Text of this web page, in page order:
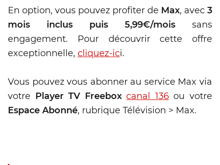
En option, vous pouvez profiter de Max, avec 3
mois inclus puis 5,99€/mois sans
engagement. Pour découvrir cette offre
exceptionnelle, cliquez-ici.
Vous pouvez vous abonner au service Max via
votre Player TV Freeboxcanal 136 ou votre
Espace Abonné, rubrique Télévision > Max.